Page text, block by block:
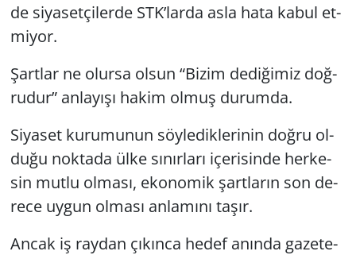
de si­ya­set­çi­ler­de STK’larda asla hata kabul et­
mi­yor.
Şart­lar ne olur­sa olsun “Bizim de­di­ği­miz doğ­
ru­dur” an­la­yı­şı hakim olmuş du­rum­da.
Si­ya­set ku­ru­mu­nun söy­le­dik­le­ri­nin doğru ol­
du­ğu nok­ta­da ülke sı­nır­la­rı içe­ri­sin­de her­ke­
sin mutlu ol­ma­sı, eko­no­mik şart­la­rın son de­
re­ce uygun ol­ma­sı an­la­mı­nı taşır.
Ancak iş ray­dan çı­kın­ca hedef anın­da ga­ze­te­